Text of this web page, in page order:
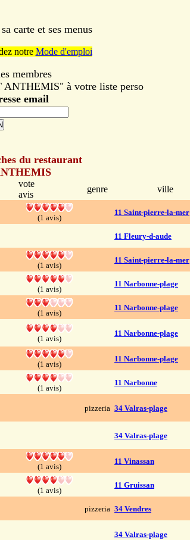
carte et ses menus
notre Mode d'emploi
membres
ANTHEMIS" à votre liste perso
email
du restaurant
vote
avis
genre
ville
(1 avis)
11 Saint-pierre-la-mer
11 Fleury-d-aude
(1 avis)
11 Saint-pierre-la-mer
(1 avis)
11 Narbonne-plage
(1 avis)
11 Narbonne-plage
(1 avis)
11 Narbonne-plage
(1 avis)
11 Narbonne-plage
(1 avis)
11 Narbonne
pizzeria 34 Valras-plage
34 Valras-plage
(1 avis)
11 Vinassan
(1 avis)
11 Gruissan
pizzeria 34 Vendres
34 Valras-plage